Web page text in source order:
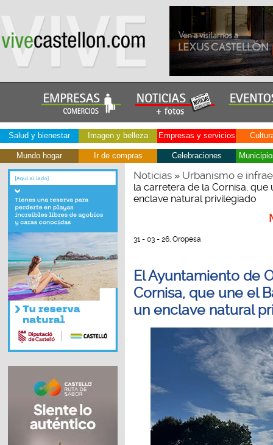
Salud y bienestar Imagen y belleza Empresas y servicios
Mundo hogar Ir de compras Celebraciones
Noticias» Urbanismo e
la carretera de la Cornisa,
enclave natural privilegiado
31 - 03 - 26, Oropesa
El Ayuntamiento de
Cornisa, que une el
un enclave natural